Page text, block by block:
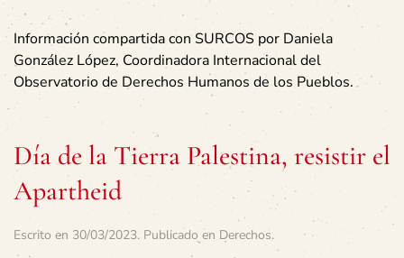
Información compartida con SURCOS por Daniela
González López, Coordinadora Internacional del
Observatorio de Derechos Humanos de los Pueblos.
Día de la Tierra Palestina, resistir el
Apartheid
Escrito en 30/03/2023. Publicado en Derechos.